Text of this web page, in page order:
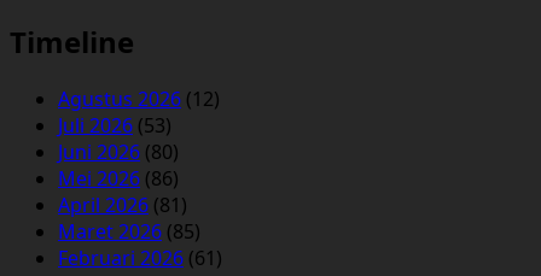
Timeline
Agustus 2026 (12)
Juli 2026 (53)
Juni 2026 (80)
Mei 2026 (86)
April 2026 (81)
Maret 2026 (85)
Februari 2026 (61)